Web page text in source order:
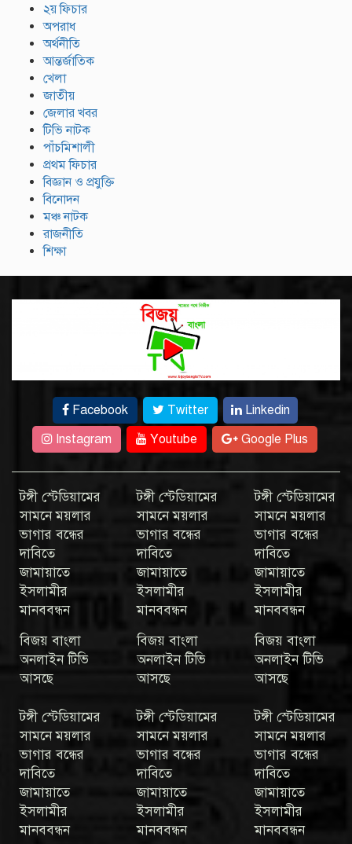
২য় ফিচার
অপরাধ
অর্থনীতি
আন্তর্জাতিক
খেলা
জাতীয়
জেলার খবর
টিভি নাটক
পাঁচমিশালী
প্রথম ফিচার
বিজ্ঞান ও প্রযুক্তি
বিনোদন
মঞ্চ নাটক
রাজনীতি
শিক্ষা
Facebook Twitter
Linkedin
Instagram
Youtube Google Plus
টঙ্গী স্টেডিয়ামের
সামনে ময়লার
ভাগার বন্ধের
দাবিতে
জামায়াতে
ইসলামীর
মানববন্ধন
বিজয় বাংলা
অনলাইন টিভি
আসছে
টঙ্গী স্টেডিয়ামের
সামনে ময়লার
ভাগার বন্ধের
দাবিতে
জামায়াতে
ইসলামীর
মানববন্ধন
বিজয় বাংলা
অনলাইন টিভি
আসছে
টঙ্গী স্টেডিয়ামের
সামনে ময়লার
ভাগার বন্ধের
দাবিতে
জামায়াতে
ইসলামীর
মানববন্ধন
বিজয় বাংলা
অনলাইন টিভি
আসছে
টঙ্গী স্টেডিয়ামের
সামনে ময়লার
ভাগার বন্ধের
দাবিতে
জামায়াতে
ইসলামীর
মানববন্ধন
টঙ্গী স্টেডিয়ামের
সামনে ময়লার
ভাগার বন্ধের
দাবিতে
জামায়াতে
ইসলামীর
মানববন্ধন
টঙ্গী স্টেডিয়ামের
সামনে ময়লার
ভাগার বন্ধের
দাবিতে
জামায়াতে
ইসলামীর
মানববন্ধন